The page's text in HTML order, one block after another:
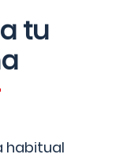
tu
habitual